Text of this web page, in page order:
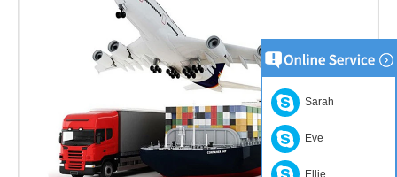
Sarah
Eve
Ellie